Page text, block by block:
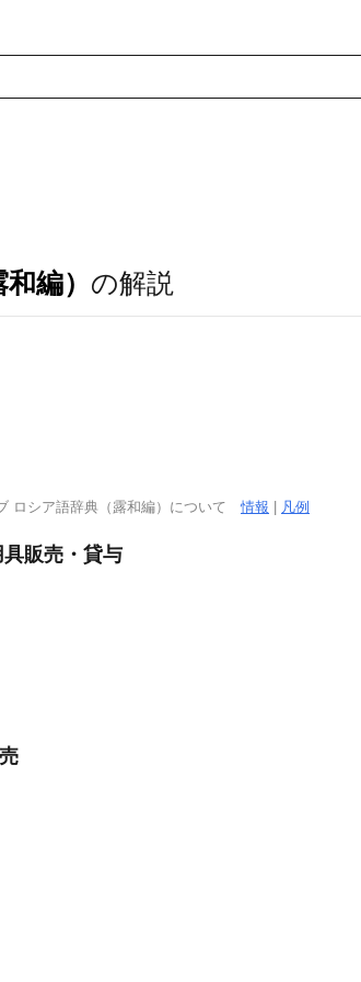
編） の解説
ロシア語辞典（露和編）について情報 凡例
具販売・貸与